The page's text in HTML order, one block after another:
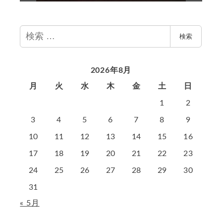
検
索
検索
2026年8月
月
火 水 木 金 土 日
1 2
3 4 5 6 7 8 9
10 11 12 13 14 15 16
17 18 19 20 21 22 23
24 25 26 27 28 29 30
31
« 5月